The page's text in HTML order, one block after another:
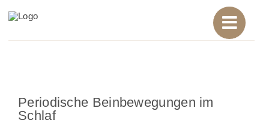
Inhalt
Periodische Beinbewegungen im
Schlaf